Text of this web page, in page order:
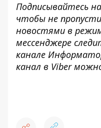
Подписывайтесь
чтобы не
новостями в
мессенджере
канале
канал в Viber